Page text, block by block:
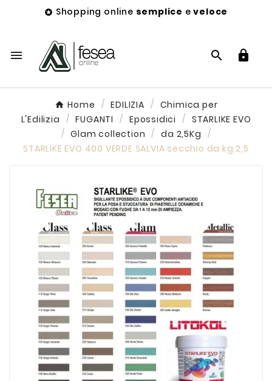
 Shopping online semplice eveloce
  
Home EDILIZIA
Chimica per
L'Edilizia
FUGANTI Epossidici
STARLIKE EVO
Glam collection
da 2,5Kg
STARLIKE EVO 400 VERDE SALVIA secchio da kg 2,5